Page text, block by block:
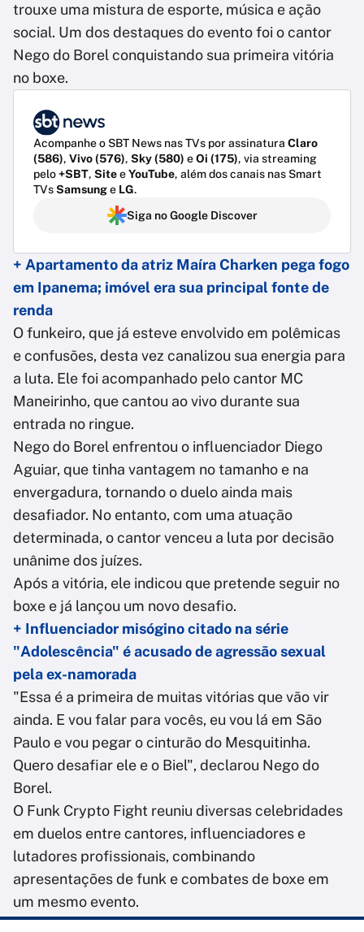
trouxe uma mistura de esporte, música e ação
social. Um dos destaques do evento foi o cantor
Nego do Borel conquistando sua primeira vitória
no boxe.
Acompanhe o SBT News nas TVs por assinatura Claro
(586), Vivo (576), Sky (580) eOi (175), via streaming
pelo+SBT, SiteeYouTube, além dos canais nas Smart
TVsSamsunge LG.
Siga no Google Discover
+ Apartamento da atriz Maíra Charken pega fogo
em Ipanema; imóvel era sua principal fonte de
renda
O funkeiro, que já esteve envolvido em polêmicas
e confusões, desta vez canalizou sua energia para
a luta. Ele foi acompanhado pelo cantor MC
Maneirinho, que cantou ao vivo durante sua
entrada no ringue.
Nego do Borel enfrentou o influenciador Diego
Aguiar, que tinha vantagem no tamanho e na
envergadura, tornando o duelo ainda mais
desafiador. No entanto, com uma atuação
determinada, o cantor venceu a luta por decisão
unânime dos juízes.
Após a vitória, ele indicou que pretende seguir no
boxe e já lançou um novo desafio.
+ Influenciador misógino citado na série
"Adolescência" é acusado de agressão sexual
pela ex-namorada
"Essa é a primeira de muitas vitórias que vão vir
ainda. E vou falar para vocês, eu vou lá em São
Paulo e vou pegar o cinturão do Mesquitinha.
Quero desafiar ele e o Biel", declarou Nego do
Borel.
O Funk Crypto Fight reuniu diversas celebridades
em duelos entre cantores, influenciadores e
lutadores profissionais, combinando
apresentações de funk e combates de boxe em
um mesmo evento.